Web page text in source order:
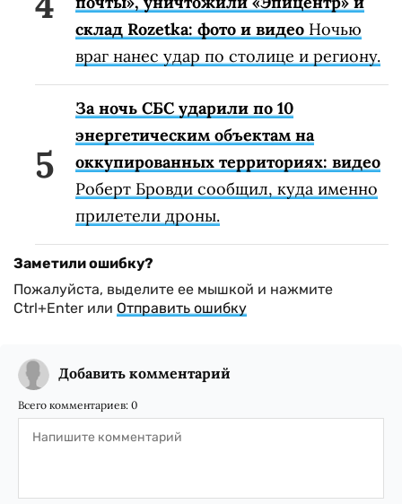
склад Rozetka: фото и видео Ночью
враг нанес удар по столице и региону.
За ночь СБС ударили по 10
энергетическим объектам на
оккупированных территориях: видео
Роберт Бровди сообщил, куда именно
прилетели дроны.
Заметили ошибку?
Пожалуйста, выделите ее мышкой и нажмите
Ctrl+Enter или Отправить ошибку
Добавить комментарий
Всего комментариев: 0